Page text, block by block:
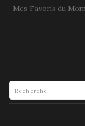
Mes Favoris du